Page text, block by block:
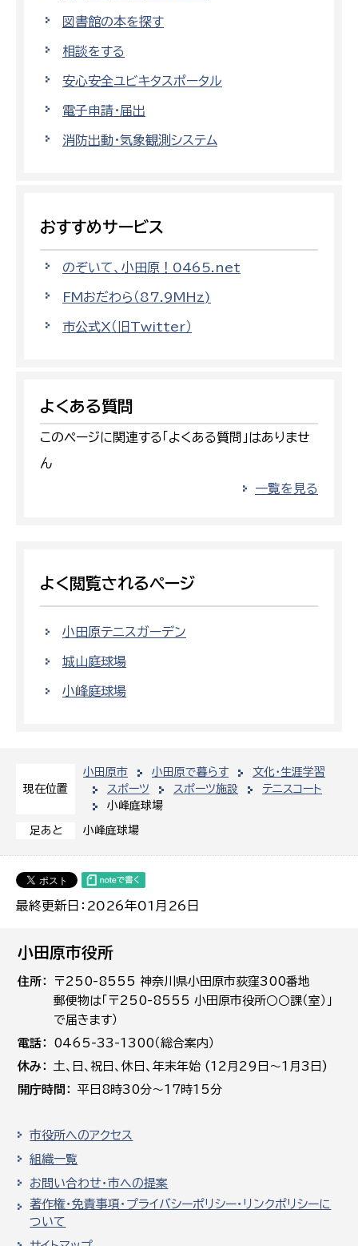
現在位置
小田原市 小田原で暮らす
文化・生涯学習
スポーツ
スポーツ施設
テニスコート
小峰庭球場
足あと 小峰庭球場
最終更新日：2026年01月26日
図書館の本を探す
相談をする
安心安全ユビキタスポータル
電子申請・届出
消防出動・気象観測システム
おすすめサービス
のぞいて、小田原！0465.net
FMおだわら（87.9MHz)
市公式X（旧Twitter）
よくある質問
このページに関連する「よくある質問」はありませ
ん
一覧を見る
よく閲覧されるページ
小田原テニスガーデン
城山庭球場
小峰庭球場
小田原市役所
住所
〒250-8555 神奈川県小田原市荻窪300番地
郵便物は「〒250-8555 小田原市役所○○課（室）」
で届きます）
電話
0465-33-1300（総合案内）
休み
土､日､祝日、休日、年末年始 (12月29日～1月3日)
開庁時間
平日8時30分～17時15分
市役所へのアクセス
組織一覧
お問い合わせ・市への提案
著作権・免責事項・プライバシーポリシー・リンクポリシーに
ついて